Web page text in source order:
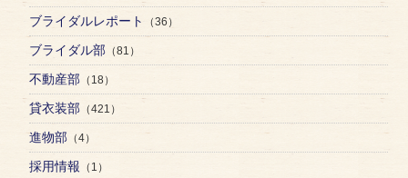
ブライダルレポート （36）
ブライダル部 （81）
不動産部 （18）
貸衣装部 （421）
進物部 （4）
採用情報 （1）